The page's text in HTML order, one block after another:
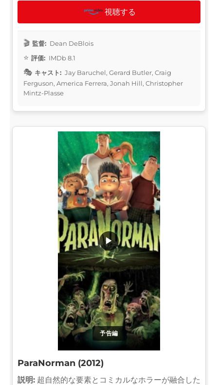
視聴する
監督: Dean DeBlois
評価: IMDb 8.1
キャスト: Jay Baruchel, Gerard Butler, Craig
Ferguson, America Ferrera, Jonah Hill, Christopher
Mintz-Plasse
予告編
▶
ParaNorman (2012)
説明: 超自然的な要素とコミカルなホラーが融合した